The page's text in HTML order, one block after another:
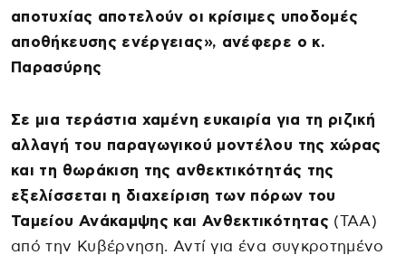
αποτυχίας αποτελούν οι κρίσιμες υποδομές
αποθήκευσης ενέργειας», ανέφερε ο κ.
Παρασύρης
Σε μια τεράστια χαμένη ευκαιρία για τη ριζική
αλλαγή του παραγωγικού μοντέλου της χώρας
και τη θωράκιση της ανθεκτικότητάς της
εξελίσσεται η διαχείριση των πόρων του
Ταμείου Ανάκαμψης και Ανθεκτικότητας(ΤΑΑ)
από την Κυβέρνηση. Αντί για ένα συγκροτημένο